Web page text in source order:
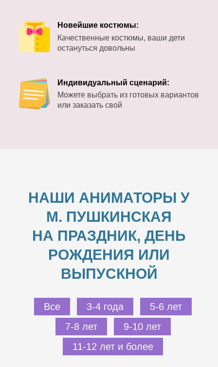
Новейшие костюмы:
Качественные костюмы, ваши дети
остануться довольны
Индивидуальный сценарий:
Можете выбрать из готовых вариантов
или заказать свой
НАШИ АНИМАТОРЫ У
М. ПУШКИНСКАЯ
НА ПРАЗДНИК, ДЕНЬ
РОЖДЕНИЯ ИЛИ
ВЫПУСКНОЙ
Все 3-4 года
5-6 лет
7-8 лет
9-10 лет
11-12 лет и более